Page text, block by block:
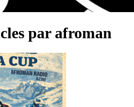
par afroman